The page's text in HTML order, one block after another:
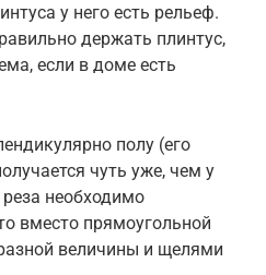
у него есть рельеф.
держать плинтус,
если в доме есть
полу (его
чуть уже, чем у
необходимо
вместо прямоугольной
величины и щелями